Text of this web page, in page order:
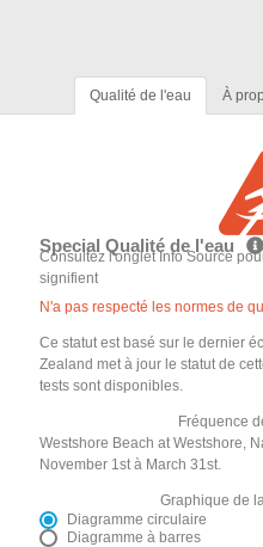
Qualité de l'eau À
Special Qualité de l'eau
Consultez l'onglet Info Source
signifient
N'a pas respecté les normes de
Ce statut est basé sur le dernier
Zealand met à jour le statut de
tests sont disponibles.
Fréquence
Westshore Beach at Westshore,
November 1st à March 31st.
Graphique de
Diagramme circulaire
Diagramme à barres